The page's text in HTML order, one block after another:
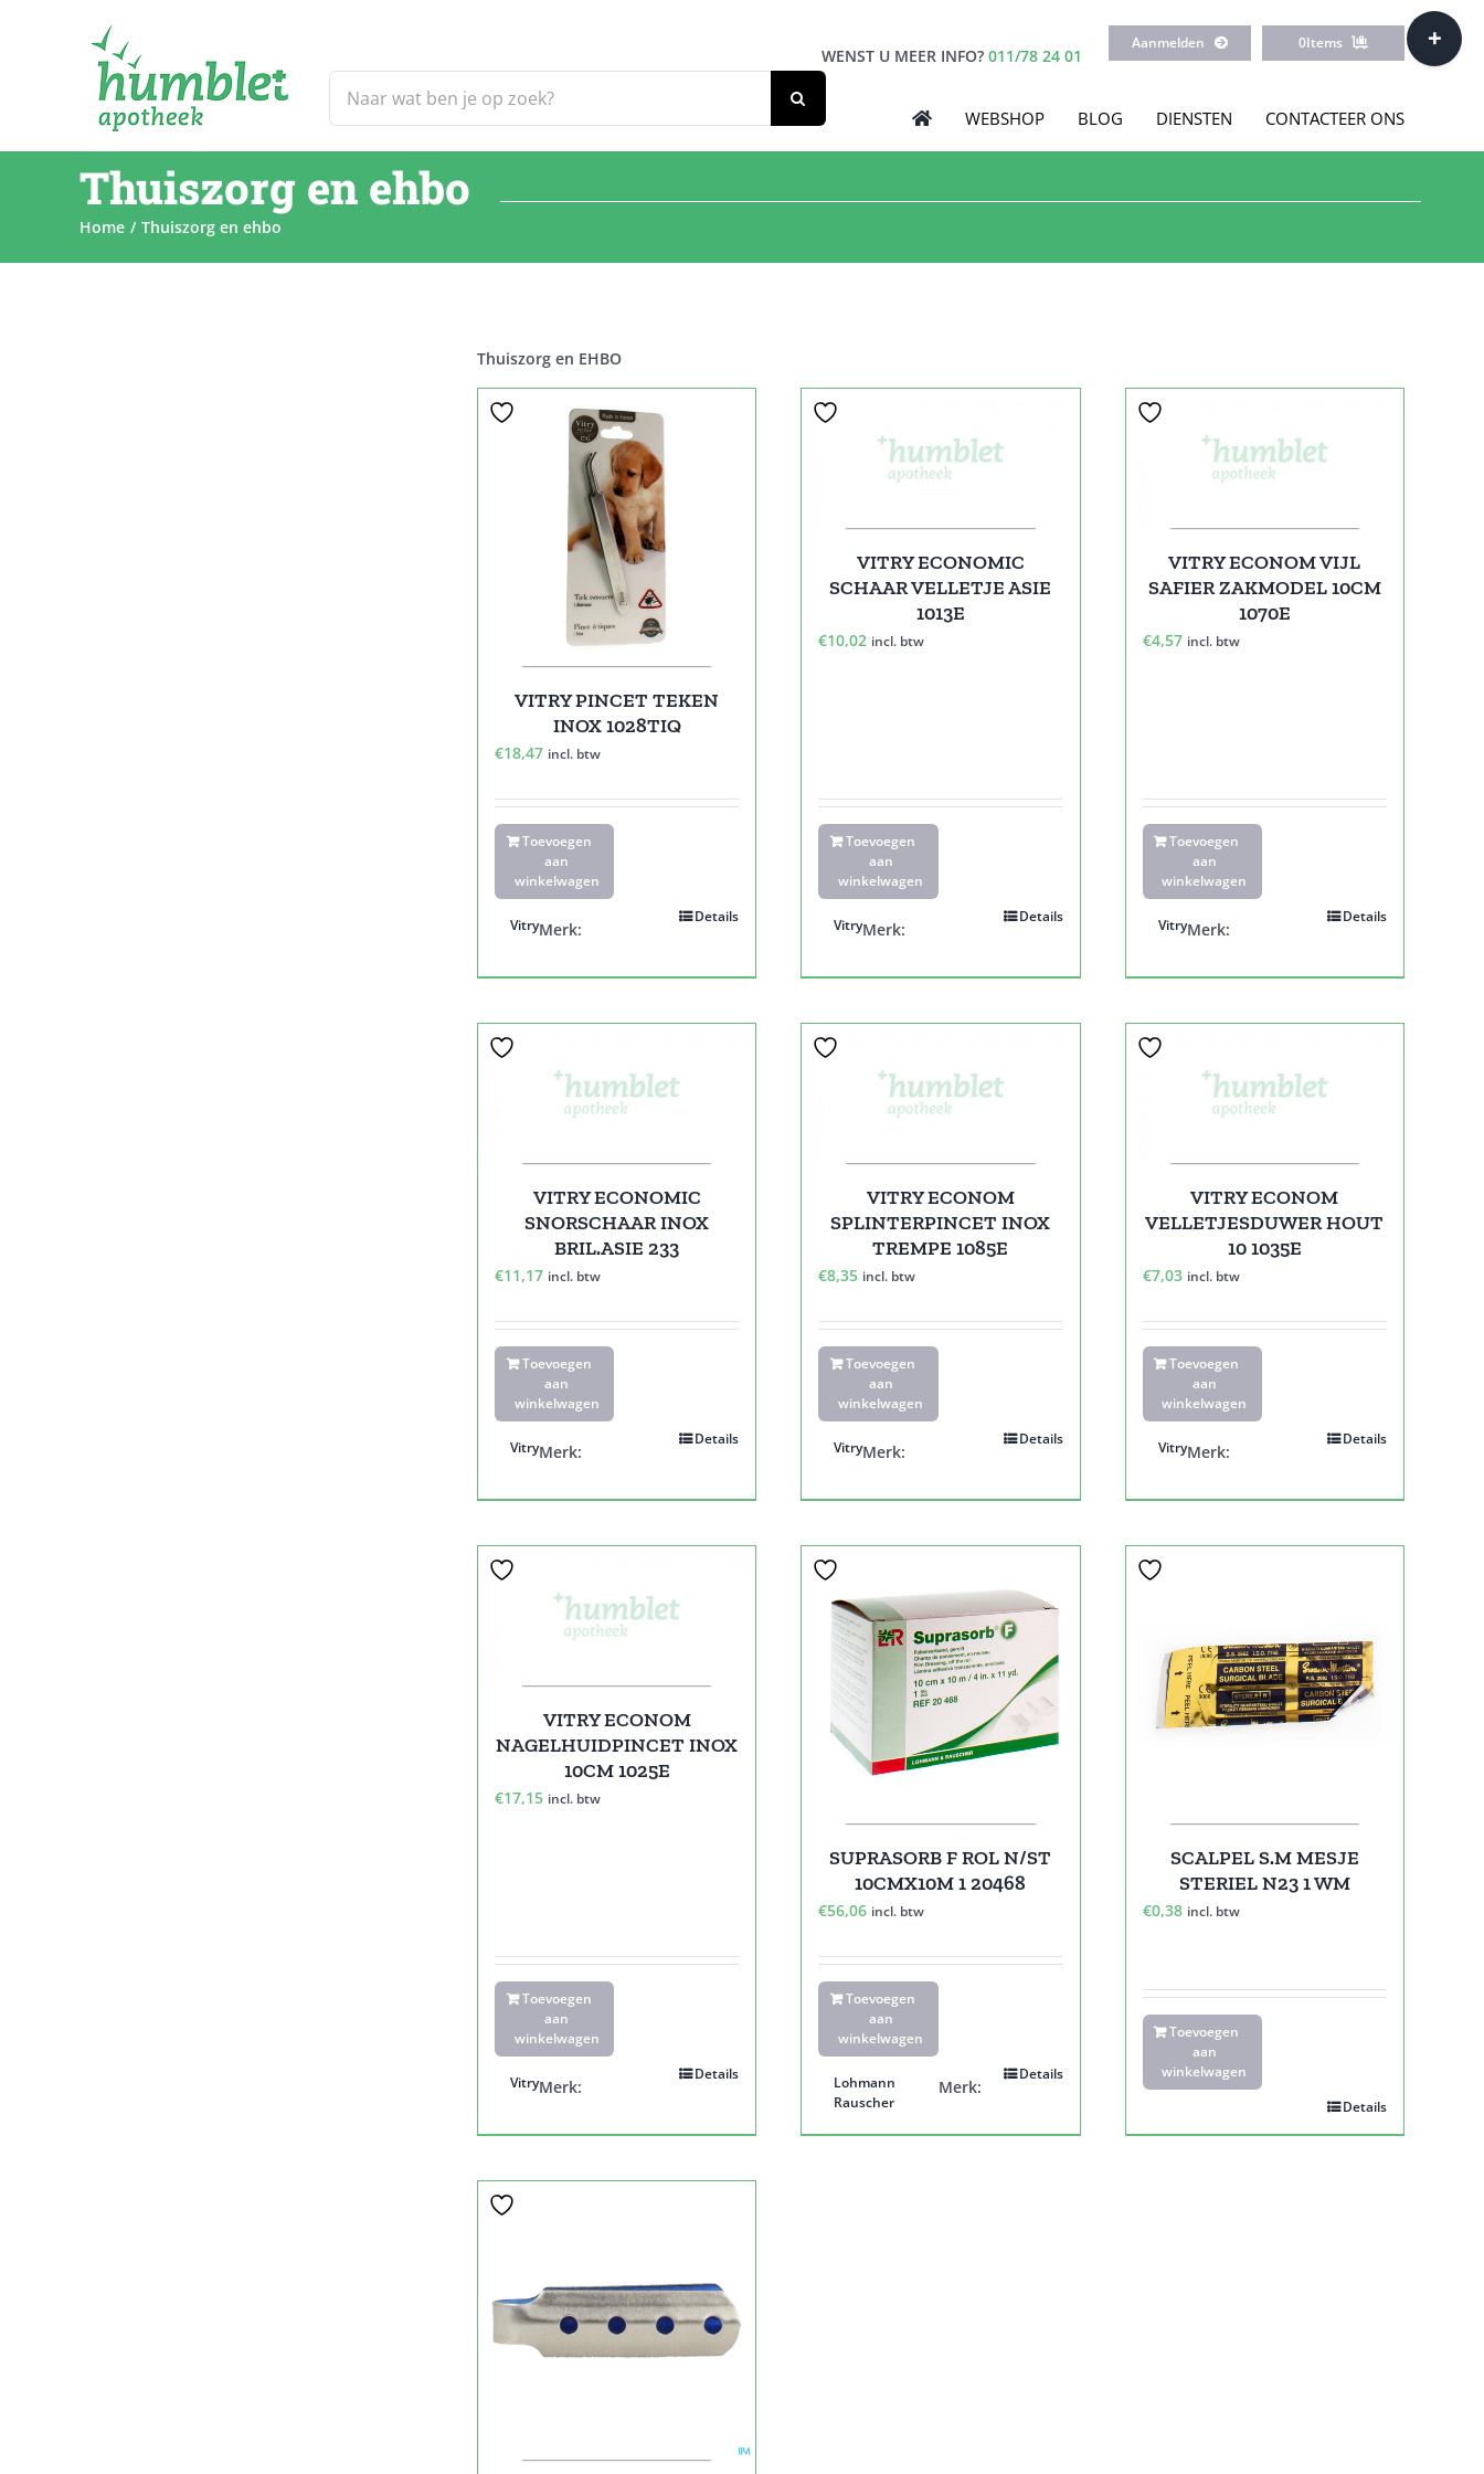
naar:
WENST U MEER INFO? 011/78 24 01
Aanmelden 0Items
WEBSHOP BLOG DIENSTEN CONTACTEER ONS
Thuiszorg en ehbo
Home Thuiszorg en ehbo
Thuiszorg en EHBO
VITRY PINCET TEKEN
INOX 1028TIQ
€18,47 incl. btw
Toevoegen
aan
winkelwagen
Details
Merk:
Vitry
VITRY ECONOMIC
SCHAAR VELLETJE ASIE
1013E
€10,02 incl. btw
Toevoegen
aan
winkelwagen
Details
Merk:
Vitry
VITRY ECONOM VIJL
SAFIER ZAKMODEL 10CM
1070E
€4,57 incl. btw
Toevoegen
aan
winkelwagen
Details
Merk:
Vitry
VITRY ECONOMIC
SNORSCHAAR INOX
BRIL.ASIE 233
€11,17 incl. btw
Toevoegen
aan
winkelwagen
Details
Merk:
Vitry
VITRY ECONOM
SPLINTERPINCET INOX
TREMPE 1085E
€8,35 incl. btw
Toevoegen
aan
winkelwagen
Details
Merk:
Vitry
VITRY ECONOM
VELLETJESDUWER HOUT
10 1035E
€7,03 incl. btw
Toevoegen
aan
winkelwagen
Details
Merk:
Vitry
VITRY ECONOM
NAGELHUIDPINCET INOX
10CM 1025E
€17,15 incl. btw
Toevoegen
aan
winkelwagen
Details
Merk:
Vitry
SUPRASORB F ROL N/ST
10CMX10M 1 20468
€56,06 incl. btw
Toevoegen
aan
winkelwagen
Details
Merk:
Lohmann
Rauscher
SCALPEL S.M MESJE
STERIEL N23 1 WM
€0,38 incl. btw
Toevoegen
aan
winkelwagen
Details
Toggle
Sliding